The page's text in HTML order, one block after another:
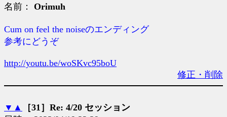
名前： Orimuh
Cum on feel the noiseのエンディング
参考にどうぞ
http://youtu.be/woSKvc95boU
修正・削除
▼ ▲
［31］Re: 4/20 セッション